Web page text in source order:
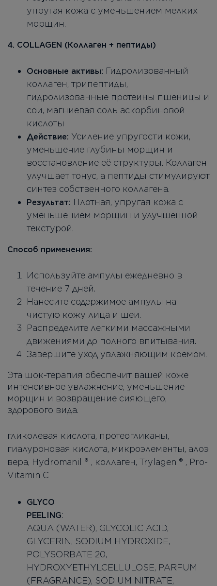
упругая кожа с уменьшением мелких
морщин.
4. COLLAGEN (Коллаген + пептиды)
Основные активы: Гидролизованный
коллаген, трипептиды,
гидролизованные протеины пшеницы и
сои, магниевая соль аскорбиновой
кислоты
Действие: Усиление упругости кожи,
уменьшение глубины морщин и
восстановление её структуры. Коллаген
улучшает тонус, а пептиды стимулируют
синтез собственного коллагена.
Результат: Плотная, упругая кожа с
уменьшением морщин и улучшенной
текстурой.
Способ применения:
Используйте ампулы ежедневно в
течение 7 дней.
Нанесите содержимое ампулы на
чистую кожу лица и шеи.
Распределите легкими массажными
движениями до полного впитывания.
Завершите уход увлажняющим кремом.
Эта шок-терапия обеспечит вашей коже
интенсивное увлажнение, уменьшение
морщин и возвращение сияющего,
здорового вида.
гликолевая кислота, протеогликаны,
гиалуроновая кислота, микроэлементы, алоэ
вера, Hydromanil ® , коллаген, Trylagen ® , Pro-
Vitamin C
GLYCO
PEELING
AQUA (WATER), GLYCOLIC ACID,
GLYCERIN, SODIUM HYDROXIDE,
POLYSORBATE 20,
HYDROXYETHYLCELLULOSE, PARFUM
(FRAGRANCE), SODIUM NITRATE,